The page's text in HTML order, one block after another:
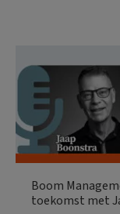
Boom
toekomst met